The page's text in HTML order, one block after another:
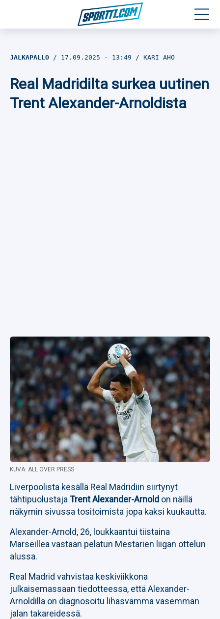
Jalkapallo
JALKAPALLO 17.09.2025 - 13:49 KARI AHO
Real Madridilta surkea uutinen
Trent Alexander-Arnoldista
KUVA: ALL OVER PRESS
Liverpoolista kesällä Real Madridiin siirtynyt
tähtipuolustaja Trent Alexander-Arnold on näillä
näkymin sivussa tositoimista jopa kaksi kuukautta.
Alexander-Arnold, 26, loukkaantui tiistaina
Marseillea vastaan pelatun Mestarien liigan ottelun
alussa.
Real Madrid vahvistaa keskiviikkona
julkaisemassaan tiedotteessa, että Alexander-
Arnoldilla on diagnosoitu lihasvamma vasemman
jalan takareidessä.